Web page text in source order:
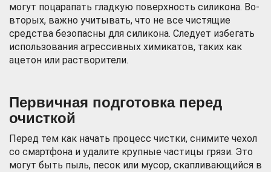
могут поцарапать гладкую поверхность силикона. Во-
вторых, важно учитывать, что не все чистящие
средства безопасны для силикона. Следует избегать
использования агрессивных химикатов, таких как
ацетон или растворители.
Первичная подготовка перед
очисткой
Перед тем как начать процесс чистки, снимите чехол
со смартфона и удалите крупные частицы грязи. Это
могут быть пыль, песок или мусор, скапливающийся в